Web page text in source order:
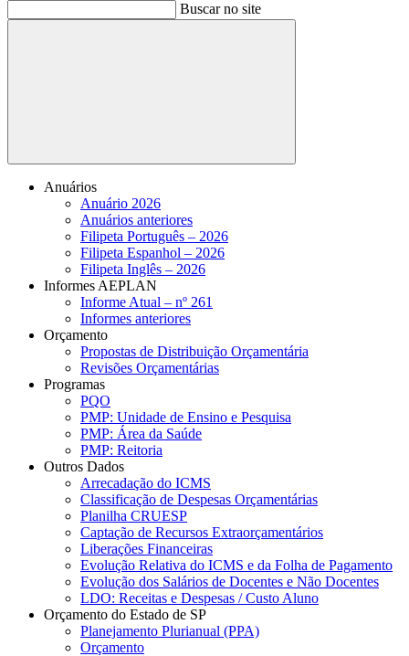
Buscar no site
Buscar
Anuários
Anuário 2026
Anuários anteriores
Filipeta Português – 2026
Filipeta Espanhol – 2026
Filipeta Inglês – 2026
Informes AEPLAN
Informe Atual – nº 261
Informes anteriores
Orçamento
Propostas de Distribuição Orçamentária
Revisões Orçamentárias
Programas
PQO
PMP: Unidade de Ensino e Pesquisa
PMP: Área da Saúde
PMP: Reitoria
Outros Dados
Arrecadação do ICMS
Classificação de Despesas Orçamentárias
Planilha CRUESP
Captação de Recursos Extraorçamentários
Liberações Financeiras
Evolução Relativa do ICMS e da Folha de Pagamento
Evolução dos Salários de Docentes e Não Docentes
LDO: Receitas e Despesas / Custo Aluno
Orçamento do Estado de SP
Planejamento Plurianual (PPA)
Orçamento